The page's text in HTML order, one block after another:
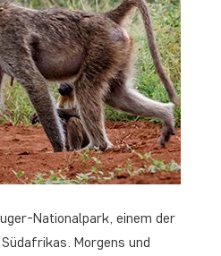
Nationalpark, einem der
Morgens und